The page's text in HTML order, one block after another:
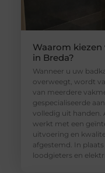
Waarom
in Breda?
Wanneer u uw
overweegt, wordt
van meerdere
gespecialiseerde
volledig uit handen.
werkt met een
uitvoering en
afgestemd. In
loodgieters en